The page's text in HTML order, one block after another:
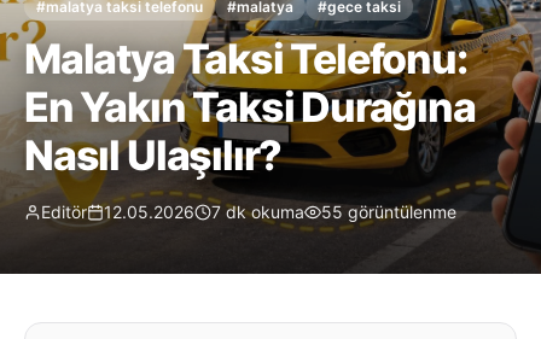
#malatya taksi telefonu #malatya #gece taksi
Malatya Taksi Telefonu:
En Yakın Taksi Durağına
Nasıl Ulaşılır?
Editör 12.05.2026 7 dk okuma 55 görüntülenme